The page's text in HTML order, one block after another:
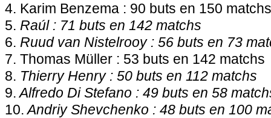
4. Karim Benzema : 90 buts en 150 matchs
5. Raúl : 71 buts en 142 matchs
6. Ruud van Nistelrooy : 56 buts en 73
7. Thomas Müller : 53 buts en 142 matchs
8. Thierry Henry : 50 buts en 112 matchs
9.Alfredo Di Stefano : 49 buts en 58
10.Andriy Shevchenko : 48 buts en 100